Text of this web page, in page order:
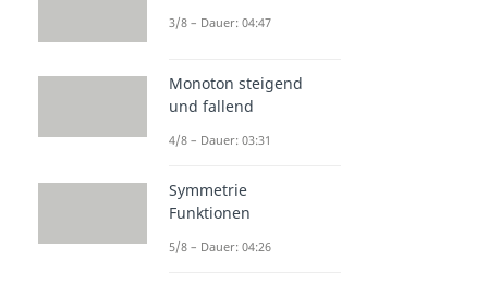
3/8 – Dauer: 04:47
Monoton steigend
und fallend
4/8 – Dauer: 03:31
Symmetrie
Funktionen
5/8 – Dauer: 04:26